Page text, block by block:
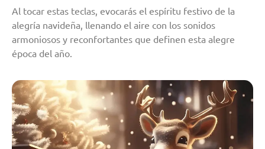
Al tocar estas teclas, evocarás el espíritu festivo de la
alegría navideña, llenando el aire con los sonidos
armoniosos y reconfortantes que definen esta alegre
época del año.